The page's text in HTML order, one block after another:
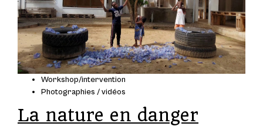
Workshop/intervention
Photographies / vidéos
La nature en danger